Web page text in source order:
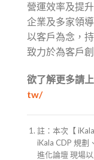
營運效率及提
企業及多家領
以客戶為念，
致力於為客戶
欲了解更多請
tw/
註：本次【
iKala CDP 規劃
進化論壇 現場